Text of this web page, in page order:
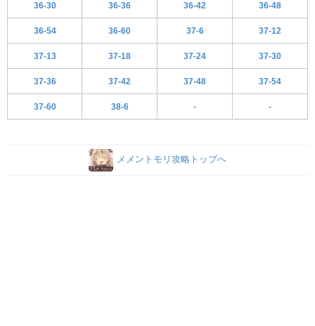
36-30 36-36 36-42 36-48
36-54 36-60 37-6 37-12
37-13 37-18 37-24 37-30
37-36 37-42 37-48 37-54
37-60 38-6 - -
メメントモリ攻略トップへ